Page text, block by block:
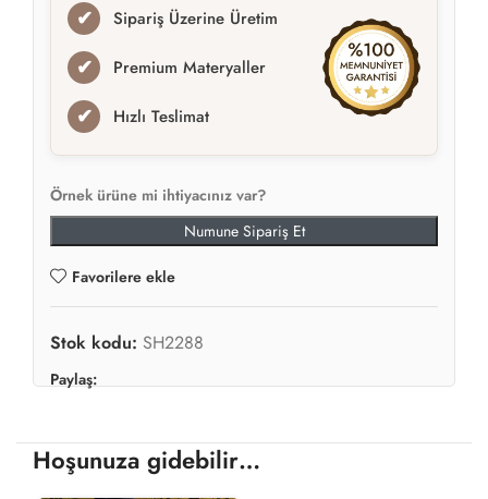
✔ Sipariş Üzerine Üretim
✔ Premium Materyaller
✔ Hızlı Teslimat
Örnek ürüne mi ihtiyacınız var?
Numune Sipariş Et
Favorilere ekle
Stok kodu: SH2288
Paylaş:
Hoşunuza gidebilir…